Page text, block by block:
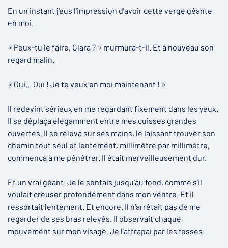
En un instant j'eus l'impression d'avoir cette verge géante
en moi.
« Peux-tu le faire, Clara ? » murmura-t-il. Et à nouveau son
regard malin.
« Oui... Oui ! Je te veux en moi maintenant ! »
Il redevint sérieux en me regardant fixement dans les yeux.
Il se déplaça élégamment entre mes cuisses grandes
ouvertes. Il se releva sur ses mains, le laissant trouver son
chemin tout seul et lentement, millimètre par millimètre,
commença à me pénétrer. Il était merveilleusement dur.
Et un vrai géant. Je le sentais jusqu’au fond, comme s'il
voulait creuser profondément dans mon ventre. Et il
ressortait lentement. Et encore. Il n'arrêtait pas de me
regarder de ses bras relevés. Il observait chaque
mouvement sur mon visage. Je l'attrapai par les fesses.